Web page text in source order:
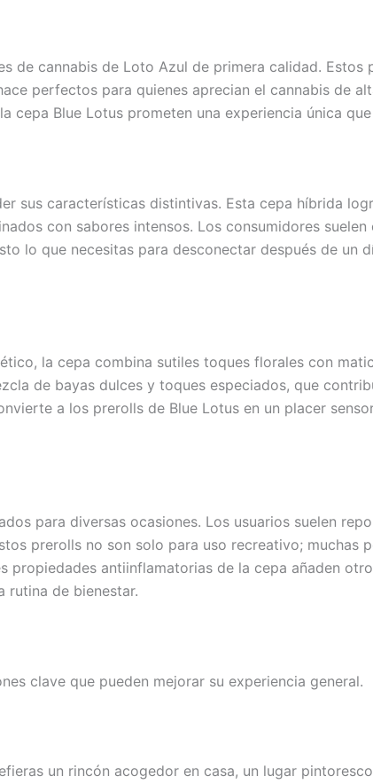
cannabis de Loto Azul de primera calidad. Estos
perfectos para quienes aprecian el cannabis de
Blue Lotus prometen una experiencia única
sus características distintivas. Esta cepa híbrida
con sabores intensos. Los consumidores
lo que necesitas para desconectar después de un
la cepa combina sutiles toques florales con
de bayas dulces y toques especiados, que
a los prerolls de Blue Lotus en un placer
para diversas ocasiones. Los usuarios suelen
prerolls no son solo para uso recreativo; muchas
propiedades antiinflamatorias de la cepa añaden
rutina de bienestar.
clave que pueden mejorar su experiencia general.
un rincón acogedor en casa, un lugar